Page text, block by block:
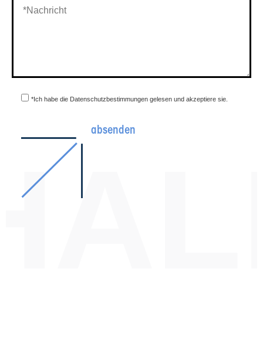
*Ich habe die Datenschutzbestimmungen gelesen und akzeptiere sie.
absenden